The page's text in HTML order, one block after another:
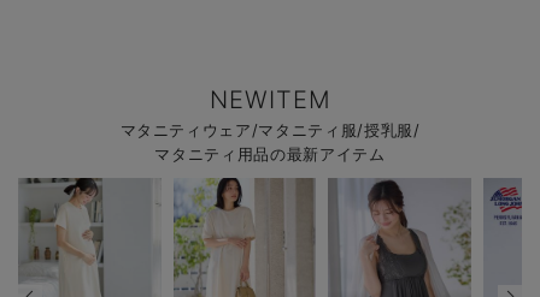
NEWITEM
マタニティウェア/マタニティ服/授乳服/
マタニティ用品の最新アイテム